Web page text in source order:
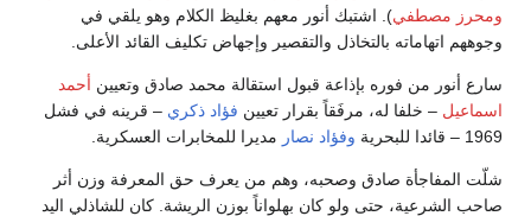
ومحرز مصطفي). اشتبك أنور معهم بغليظ الكلام وهو يلقي في
وجوههم اتهاماته بالتخاذل والتقصير وإجهاض تكليف القائد الأعلى.
سارع أنور من فوره بإذاعة قبول استقالة محمد صادق وتعيين أحمد
اسماعيل – خلفا له، مرفَقاً بقرار تعيين فؤاد ذكري – قرينه في فشل
1969 – قائدا للبحرية
وفؤاد نصار مديرا للمخابرات العسكرية.
شلّت المفاجأة صادق وصحبه، وهم من يعرف حق المعرفة وزن أثر
صاحب الشرعية، حتى ولو كان بهلواناً بوزن الريشة. كان للشاذلي اليد